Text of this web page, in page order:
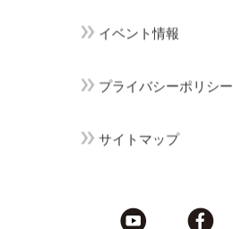
イベント情報
プライバシーポリシー
サイトマップ